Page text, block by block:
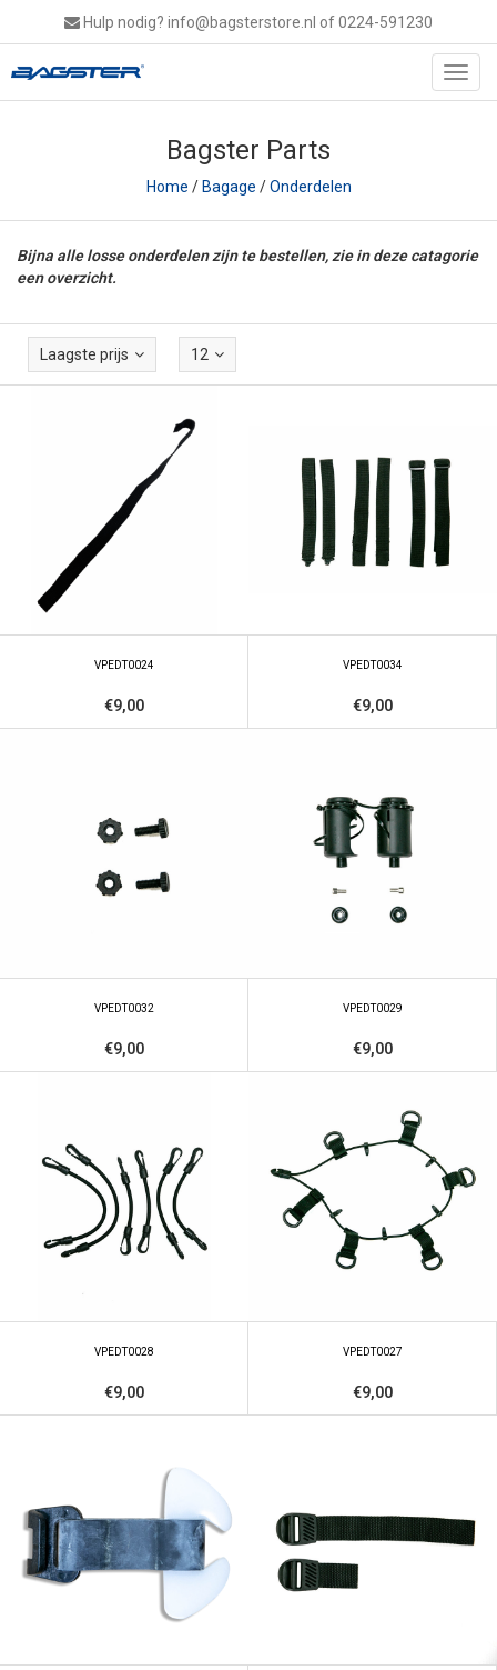
Hulp nodig? info@bagsterstore.nl of 0224-591230
Bagster Parts
Home /Bagage /Onderdelen
Bijna alle losse onderdelen zijn te bestellen, zie in deze catagorie
een overzicht.
Laagste prijs 12
VPEDT0024
€9,00
VPEDT0034
€9,00
VPEDT0032
€9,00
VPEDT0029
€9,00
VPEDT0028
€9,00
VPEDT0027
€9,00